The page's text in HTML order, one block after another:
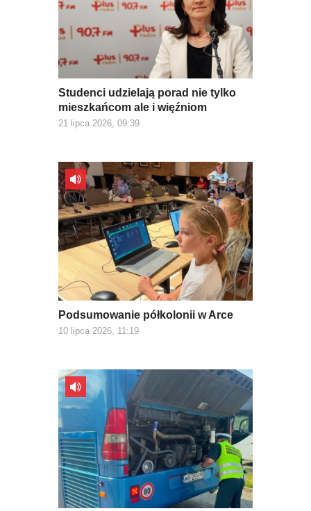
Studenci udzielają porad nie tylko
mieszkańcom ale i więźniom
21 lipca 2026, 09:39
Podsumowanie półkolonii w Arce
10 lipca 2026, 11:19